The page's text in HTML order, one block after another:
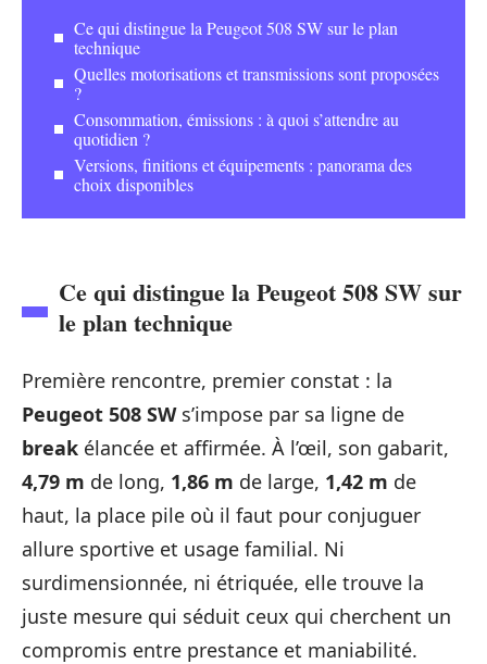
Ce qui distingue la Peugeot 508 SW sur le plan
technique
Quelles motorisations et transmissions sont proposées
?
Consommation, émissions : à quoi s’attendre au
quotidien ?
Versions, finitions et équipements : panorama des
choix disponibles
Ce qui distingue la Peugeot 508 SW sur
le plan technique
Première rencontre, premier constat : la
Peugeot 508 SWs’impose par sa ligne de
break élancée et affirmée. À l’œil, son gabarit,
4,79 m de long, 1,86 m de large, 1,42 m de
haut, la place pile où il faut pour conjuguer
allure sportive et usage familial. Ni
surdimensionnée, ni étriquée, elle trouve la
juste mesure qui séduit ceux qui cherchent un
compromis entre prestance et maniabilité.